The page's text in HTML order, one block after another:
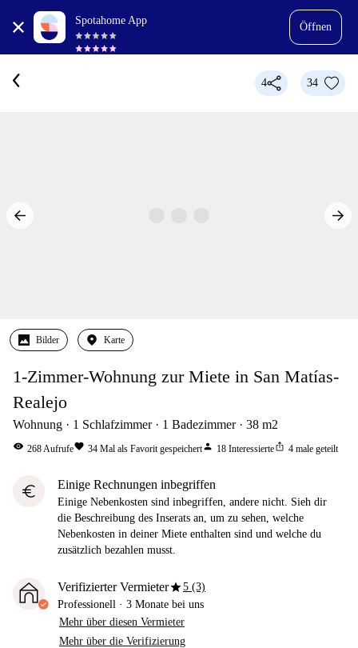
Spotahome App
Öffnen
4 34
Bilder Karte
1-Zimmer-Wohnung zur Miete in San Matías-
Realejo
Wohnung 1 Schlafzimmer 1 Badezimmer 38 m2
visibility 268Aufrufefavorite 34 Mal als Favorit gespeichertperson 18 Interessierteios_share 4 male geteilt
euro Einige Rechnungen inbegriffen
Einige Nebenkosten sind inbegriffen, andere nicht. Sieh dir
die Beschreibung des Inserats an, um zu sehen, welche
Nebenkosten in deiner Miete enthalten sind und welche du
zusätzlich bezahlen musst.
Verifizierter Vermieterstar5 (3)
Professionell · 3 Monate bei uns
Mehr über diesen Vermieter
Mehr über die Verifizierung